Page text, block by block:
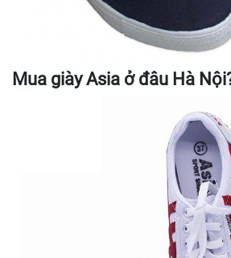
Mua giày Asia ở đâu Hà